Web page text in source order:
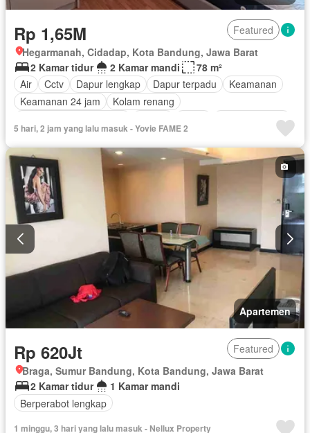
Rp 1,65M
Featured
Hegarmanah, Cidadap, Kota Bandung, Jawa Barat
2 Kamar tidur
2 Kamar mandi
78 m²
Air
Cctv Dapur lengkap Dapur terpadu
Keamanan
Keamanan 24 jam
Kolam renang
Secure parking
Pemandangan panorama
Rumah jaga
Berperabot lengkap
5 hari, 2 jam yang lalu masuk - Yovie FAME 2
Apartemen
Rp 620Jt
Featured
Braga, Sumur Bandung, Kota Bandung, Jawa Barat
2 Kamar tidur
1 Kamar mandi
Berperabot lengkap
1 minggu, 3 hari yang lalu masuk - Nellux Property